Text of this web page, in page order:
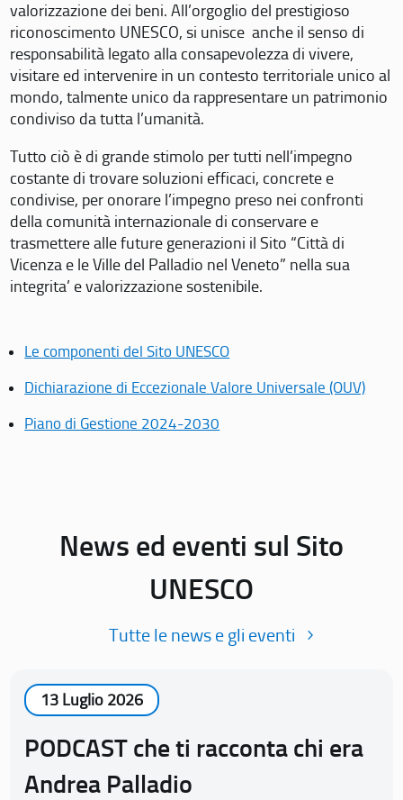
valorizzazione dei beni. All’orgoglio del prestigioso
riconoscimento UNESCO, si unisce anche il senso di
responsabilità legato alla consapevolezza di vivere,
visitare ed intervenire in un contesto territoriale unico al
mondo, talmente unico da rappresentare un patrimonio
condiviso da tutta l’umanità.
Tutto ciò è di grande stimolo per tutti nell’impegno
costante di trovare soluzioni efficaci, concrete e
condivise, per onorare l’impegno preso nei confronti
della comunità internazionale di conservare e
trasmettere alle future generazioni il Sito “Città di
Vicenza e le Ville del Palladio nel Veneto” nella sua
integrita’ e valorizzazione sostenibile.
Le componenti del Sito UNESCO
Dichiarazione di Eccezionale Valore Universale (OUV)
Piano di Gestione 2024-2030
News ed eventi sul Sito
UNESCO
Tutte le news e gli eventi
13 Luglio 2026
PODCAST che ti racconta chi era
Andrea Palladio